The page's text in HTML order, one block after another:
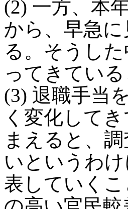
(2) 一方、本
から、早急
る。そうし
ってきてい
(3) 退職手当
く変化して
まえると、
いというわ
表していく